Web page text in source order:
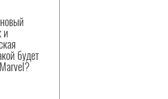
и
будет